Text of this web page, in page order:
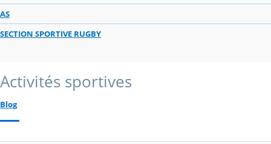
AS
SECTION SPORTIVE RUGBY
Activités sportives
Blog